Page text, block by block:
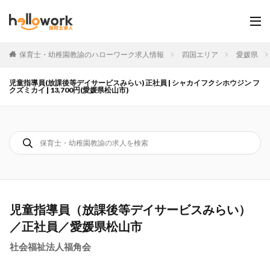
保育士・幼稚園教諭のハローワーク求人情報 四国エリア 愛媛県
児童指導員(放課後等デイサービスみらい) 正社員 | シャカイフクシホウジン フ
クズミカイ | 13,700円(愛媛県松山市)
児童指導員（放課後等デイサービスみらい）
／正社員／愛媛県松山市
社会福祉法人福角会